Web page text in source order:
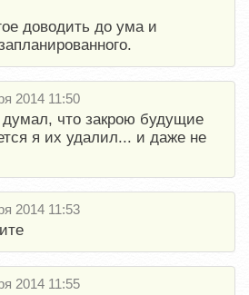
доводить до ума и
2014 11:50
думал, что закрою будущие
я их удалил... и даже не
2014 11:53
2014 11:55